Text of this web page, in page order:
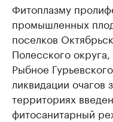
Фитоплазму
промышленных
поселков
Полесского
Рыбное
ликвидации очагов
территориях
фитосанитарный